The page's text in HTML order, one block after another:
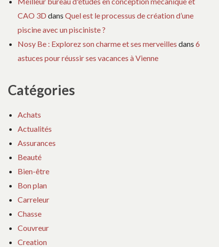
CAO 3D dans Quel est le processus de création d’une
piscine avec un pisciniste ?
Nosy Be : Explorez son charme et ses merveilles dans 6
astuces pour réussir ses vacances à Vienne
Catégories
Achats
Actualités
Assurances
Beauté
Bien-être
Bon plan
Carreleur
Chasse
Couvreur
Creation